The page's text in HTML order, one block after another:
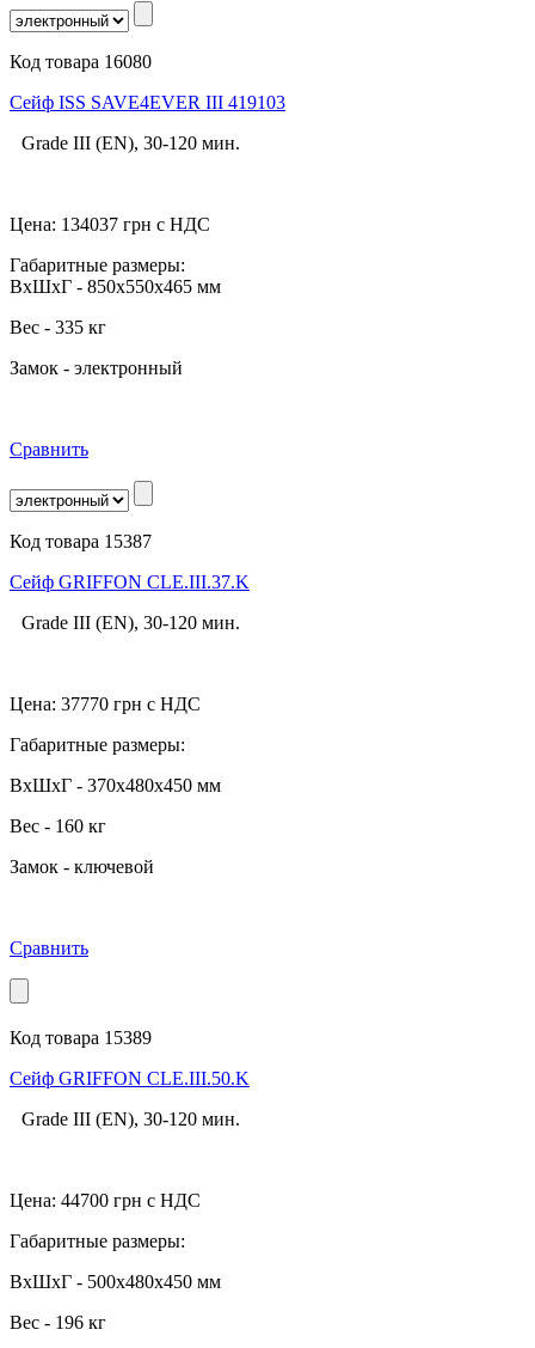
Код товара 16080
Сейф ISS SAVE4EVER III 419103
Grade III (EN), 30-120 мин.
Цена: 134037 грн с НДС
Габаритные размеры:
ВхШхГ - 850x550x465 мм
Вес - 335 кг
Замок - электронный
Сравнить
Код товара 15387
Cейф GRIFFON CLE.III.37.K
Grade III (EN), 30-120 мин.
Цена: 37770 грн с НДС
Габаритные размеры:
ВхШхГ - 370x480x450 мм
Вес - 160 кг
Замок - ключевой
Сравнить
Код товара 15389
Cейф GRIFFON CLE.III.50.K
Grade III (EN), 30-120 мин.
Цена: 44700 грн с НДС
Габаритные размеры:
ВхШхГ - 500x480x450 мм
Вес - 196 кг